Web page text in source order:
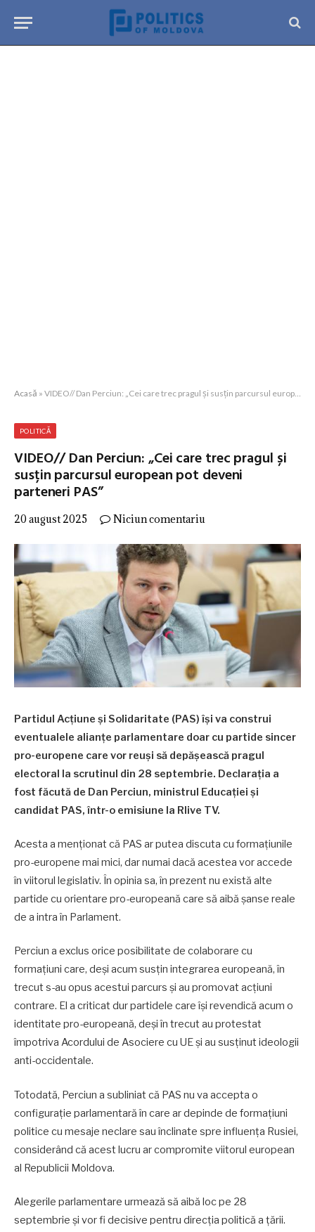
Acasă » VIDEO// Dan Perciun: „Cei care trec pragul și susțin parcursul european pot deveni parteneri PAS”
POLITICĂ
VIDEO// Dan Perciun: „Cei care trec pragul și
susțin parcursul european pot deveni
parteneri PAS”
20 august 2025 Niciun comentariu
Partidul Acțiune și Solidaritate (PAS) își va construi
eventualele alianțe parlamentare doar cu partide sincer
pro-europene care vor reuși să depășească pragul
electoral la scrutinul din 28 septembrie. Declarația a
fost făcută de Dan Perciun, ministrul Educației și
candidat PAS, într-o emisiune la Rlive TV.
Acesta a menționat că PAS ar putea discuta cu formațiunile
pro-europene mai mici, dar numai dacă acestea vor accede
în viitorul legislativ. În opinia sa, în prezent nu există alte
partide cu orientare pro-europeană care să aibă șanse reale
de a intra în Parlament.
Perciun a exclus orice posibilitate de colaborare cu
formațiuni care, deși acum susțin integrarea europeană, în
trecut s-au opus acestui parcurs și au promovat acțiuni
contrare. El a criticat dur partidele care își revendică acum o
identitate pro-europeană, deși în trecut au protestat
împotriva Acordului de Asociere cu UE și au susținut ideologii
anti-occidentale.
Totodată, Perciun a subliniat că PAS nu va accepta o
configurație parlamentară în care ar depinde de formațiuni
politice cu mesaje neclare sau înclinate spre influența Rusiei,
considerând că acest lucru ar compromite viitorul european
al Republicii Moldova.
Alegerile parlamentare urmează să aibă loc pe 28
septembrie și vor fi decisive pentru direcția politică a țării.